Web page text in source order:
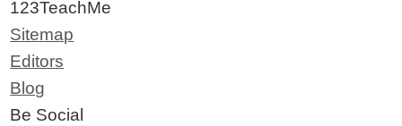
123TeachMe
Sitemap
Editors
Blog
Be Social